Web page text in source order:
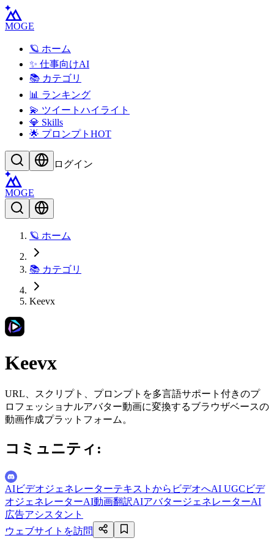
MOGE
🪐 ホーム
✨ 仕事向けAI
📚 カテゴリ
📊 ランキング
💫 ツイートハイライト
💎 Skills
🌟 プロンプト HOT
ログイン
MOGE
🪐 ホーム
📚 カテゴリ
Keevx
Keevx
URL、スクリプト、プロンプトを多言語サポート付きのプ
ロフェッショナルアバター動画に変換するブラウザベースの
動画作成プラットフォーム。
コミュニティ :
AIビデオジェネレーターテキストからビデオへAI UGCビデ
オジェネレーターAI動画翻訳AIアバタージェネレーターAI
広告アシスタント
ウェブサイトを訪問